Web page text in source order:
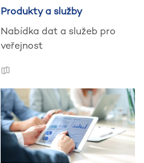
Produkty a služby
Nabídka dat a služeb pro
veřejnost